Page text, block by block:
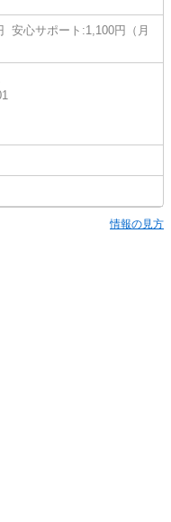
安心サポート:1,100円（月
情報の見方